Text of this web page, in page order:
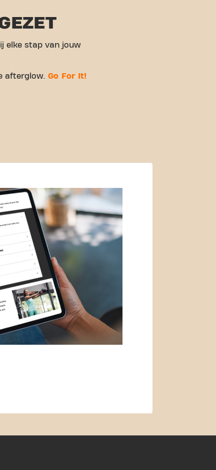
elke stap van jouw
afterglow. Go For It!